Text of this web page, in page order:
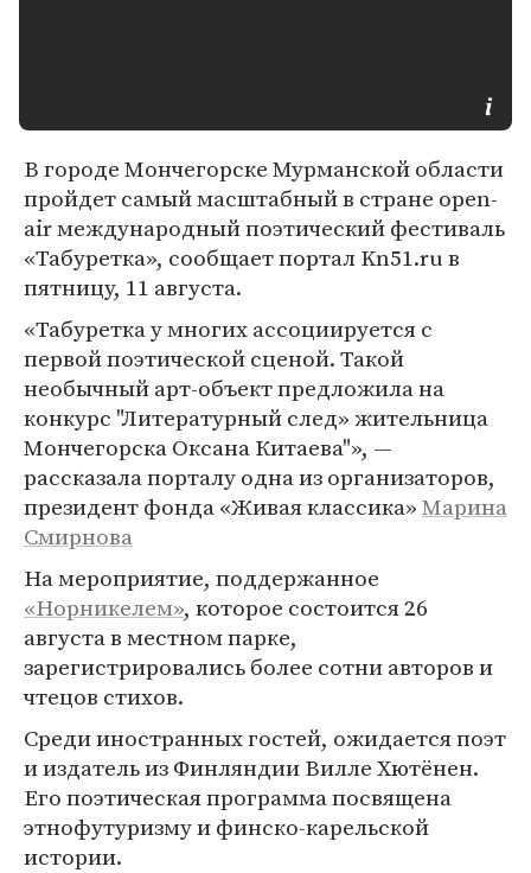
В городе Мончегорске Мурманской области
пройдет самый масштабный в стране оpen-
air международный поэтический фестиваль
«Табуретка», сообщает портал Kn51.ru в
пятницу, 11 августа.
«Табуретка у многих ассоциируется с
первой поэтической сценой. Такой
необычный арт-объект предложила на
конкурс "Литературный след» жительница
Мончегорска Оксана Китаева"», —
рассказала порталу одна из организаторов,
президент фонда «Живая классика»Марина
Смирнова
На мероприятие, поддержанное
«Норникелем», которое состоится 26
августа в местном парке,
зарегистрировались более сотни авторов и
чтецов стихов.
Среди иностранных гостей, ожидается поэт
и издатель из Финляндии Вилле Хютёнен.
Его поэтическая программа посвящена
этнофутуризму и финско-карельской
истории.